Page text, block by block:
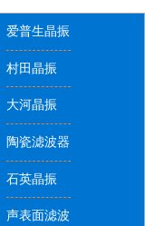
爱普生晶振
村田晶振
大河晶振
陶瓷滤波器
石英晶振
声表面滤波